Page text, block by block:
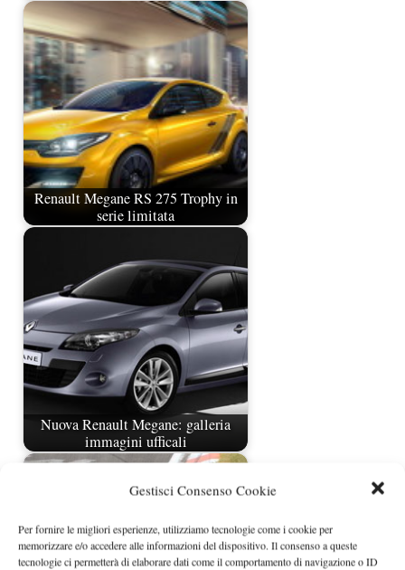
Gestisci Consenso Cookie
Per fornire le migliori esperienze, utilizziamo tecnologie come i cookie per
memorizzare e/o accedere alle informazioni del dispositivo. Il consenso a queste
tecnologie ci permetterà di elaborare dati come il comportamento di navigazione o ID
Renault Megane RS 275 Trophy in
serie limitata
Nuova Renault Megane: galleria
immagini ufficali